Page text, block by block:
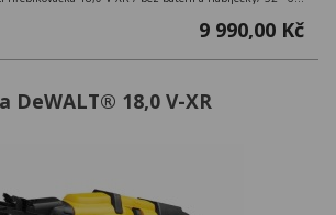
9 990,00 Kč
DeWALT® 18,0 V-XR